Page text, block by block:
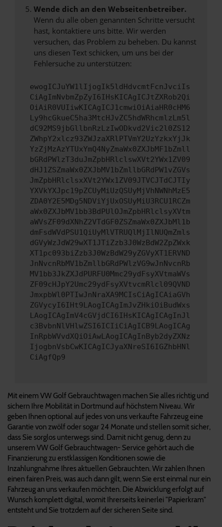
Wende dich an den Webseitenbetreiber.
Wenn du alle oben genannten Schritte versucht
hast, kontaktiere uns bitte. Wir werden
versuchen, das Problem zu beheben. Du kannst
uns diesen Text schicken, um uns bei der
Fehlersuche zu unterstützen:
ewogICJuYW1lIjogIk5ldHdvcmtFcnJvciIs
CiAgImNvbmZpZyI6IHsKICAgICJtZXRob2Qi
OiAiR0VUIiwKICAgICJ1cmwiOiAiaHR0cHM6
Ly9hcGkueC5ha3MtcHJvZC5hdWRhcmlzLm5l
dC92MS9jbGllbnRzLzIwODkvd2Vic2l0ZS12
ZWhpY2xlcz93ZWJzaXRlPTVmY2UzYzkxYjJk
YzZjMzAzYTUxYmQ4NyZmaWx0ZXJbMF1bZmll
bGRdPWlzT3duJmZpbHRlclswXVt2YWx1ZV09
dHJ1ZSZmaWx0ZXJbMV1bZmllbGRdPW1vZGVs
JmZpbHRlclsxXVt2YWx1ZV09JTVCJTdCJTIy
YXVkYXJpc19pZCUyMiUzQSUyMjVhNWNhMzE5
ZDA0Y2E5MDg5NDViYjUxOSUyMiU3RCU1RCZm
aWx0ZXJbMV1bb3BdPUlOJmZpbHRlclsyXVtm
aWVsZF09dXNhZ2VTdGF0ZSZmaWx0ZXJbMl1b
dmFsdWVdPSU1QiUyMlVTRUQlMjIlNUQmZmls
dGVyWzJdW29wXT1JTiZzb3J0WzBdW2ZpZWxk
XT1pc093biZzb3J0WzBdW29yZGVyXT1ERVND
JnNvcnRbMV1bZmllbGRdPWlzVG9wJnNvcnRb
MV1bb3JkZXJdPURFU0Mmc29ydFsyXVtmaWVs
ZF09cHJpY2Umc29ydFsyXVtvcmRlcl09QVND
JmxpbWl0PTIwJnNraXA9MCIsCiAgICAiaGVh
ZGVycyI6IHt9LAogICAgImJvZHkiOiBudWxs
LAogICAgImV4cGVjdCI6IHsKICAgICAgInJl
c3BvbnNlVHlwZSI6ICIiCiAgICB9LAogICAg
InRpbWVvdXQiOiAwLAogICAgInByb2dyZXNz
IjogbnVsbCwKICAgICJyaXNreSI6IGZhbHNl
CiAgfQp9
Mit einem VW Golf Gebrauchtwagen machen Sie alles richtig und
sichern Ihre Mobilität in Dortmund auf höchstem Niveau. Wir
geben Ihnen optional auf jedes von uns verkaufte Fahrzeug eine
Garantie von zwölf oder sogar 24 Monate und stellen somit sicher,
dass Sie sorglos unterwegs sind. Damit nicht genug, denn zu
unserem VW Golf Gebrauchtwagen- Service gehört auch die
Finanzierung zu erstklassigen Konditionen sowie die
Inzahlungnahme Ihres aktuellen Gebrauchten. Wir zahlen Ihnen
einen fairen Preis, was auch dann gilt, wenn Sie erst einmal nur ein
Fahrzeug an uns verkaufen möchten. Die Abwicklung erfolgt auf
Wunsch komplett digital, womit Ihrerseits keinerlei "Papierkram"
entsteht und Sie trotzdem auf der sicheren Seite sind.